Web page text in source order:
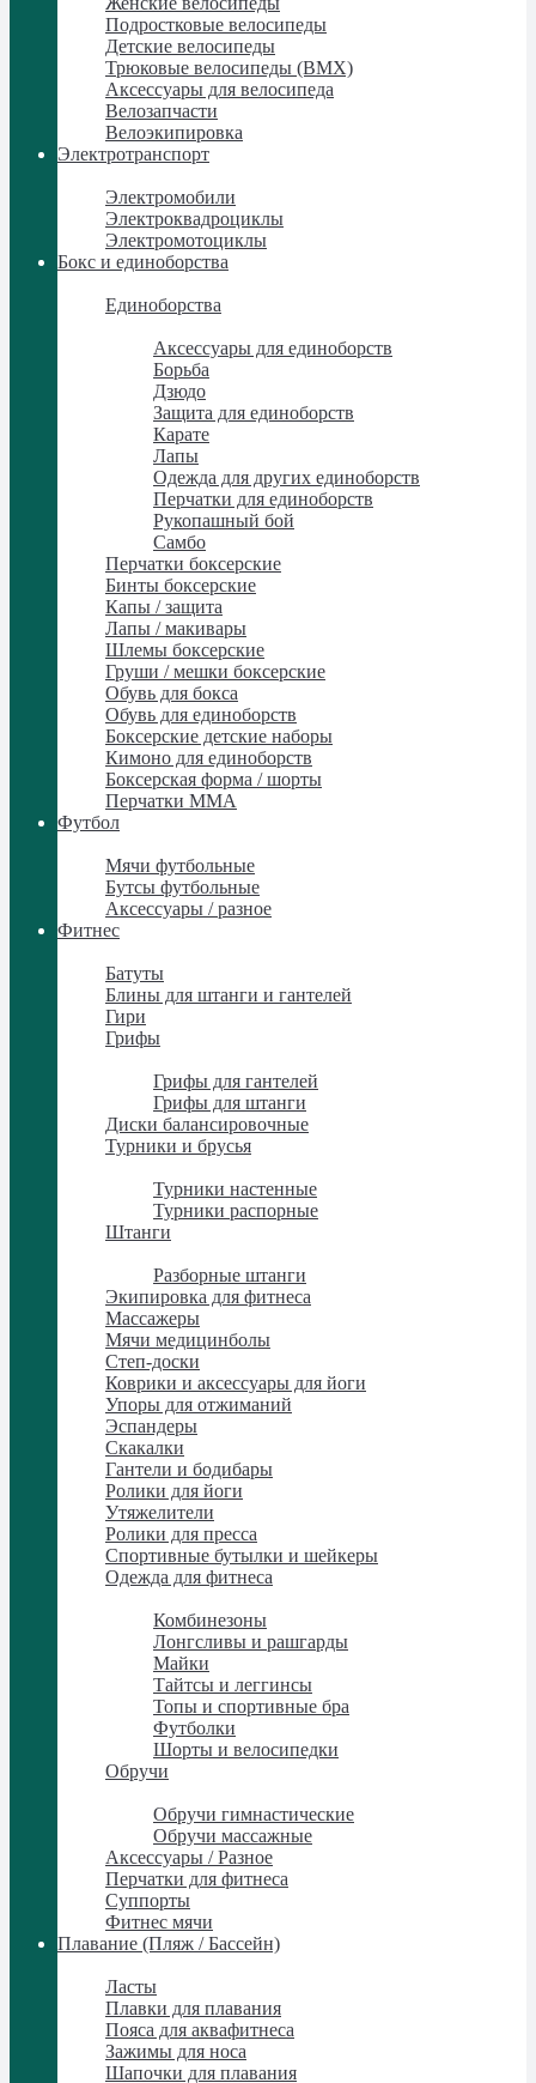
Подростковые велосипеды
Детские велосипеды
Трюковые велосипеды (BMX)
Аксессуары для велосипеда
Велозапчасти
Велоэкипировка
Электротранспорт
Электромобили
Электроквадроциклы
Электромотоциклы
Бокс и единоборства
Единоборства
Аксессуары для единоборств
Борьба
Дзюдо
Защита для единоборств
Карате
Лапы
Одежда для других единоборств
Перчатки для единоборств
Рукопашный бой
Самбо
Перчатки боксерские
Бинты боксерские
Капы / защита
Лапы / макивары
Шлемы боксерские
Груши / мешки боксерские
Обувь для бокса
Обувь для единоборств
Боксерские детские наборы
Кимоно для единоборств
Боксерская форма / шорты
Перчатки ММА
Футбол
Мячи футбольные
Бутсы футбольные
Аксессуары / разное
Фитнес
Батуты
Блины для штанги и гантелей
Гири
Грифы
Грифы для гантелей
Грифы для штанги
Диски балансировочные
Турники и брусья
Турники настенные
Турники распорные
Штанги
Разборные штанги
Экипировка для фитнеса
Массажеры
Мячи медицинболы
Степ-доски
Коврики и аксессуары для йоги
Упоры для отжиманий
Эспандеры
Скакалки
Гантели и бодибары
Ролики для йоги
Утяжелители
Ролики для пресса
Спортивные бутылки и шейкеры
Одежда для фитнеса
Комбинезоны
Лонгсливы и рашгарды
Майки
Тайтсы и леггинсы
Топы и спортивные бра
Футболки
Шорты и велосипедки
Обручи
Обручи гимнастические
Обручи массажные
Аксессуары / Разное
Перчатки для фитнеса
Суппорты
Фитнес мячи
Плавание (Пляж / Бассейн)
Ласты
Плавки для плавания
Пояса для аквафитнеса
Зажимы для носа
Шапочки для плавания